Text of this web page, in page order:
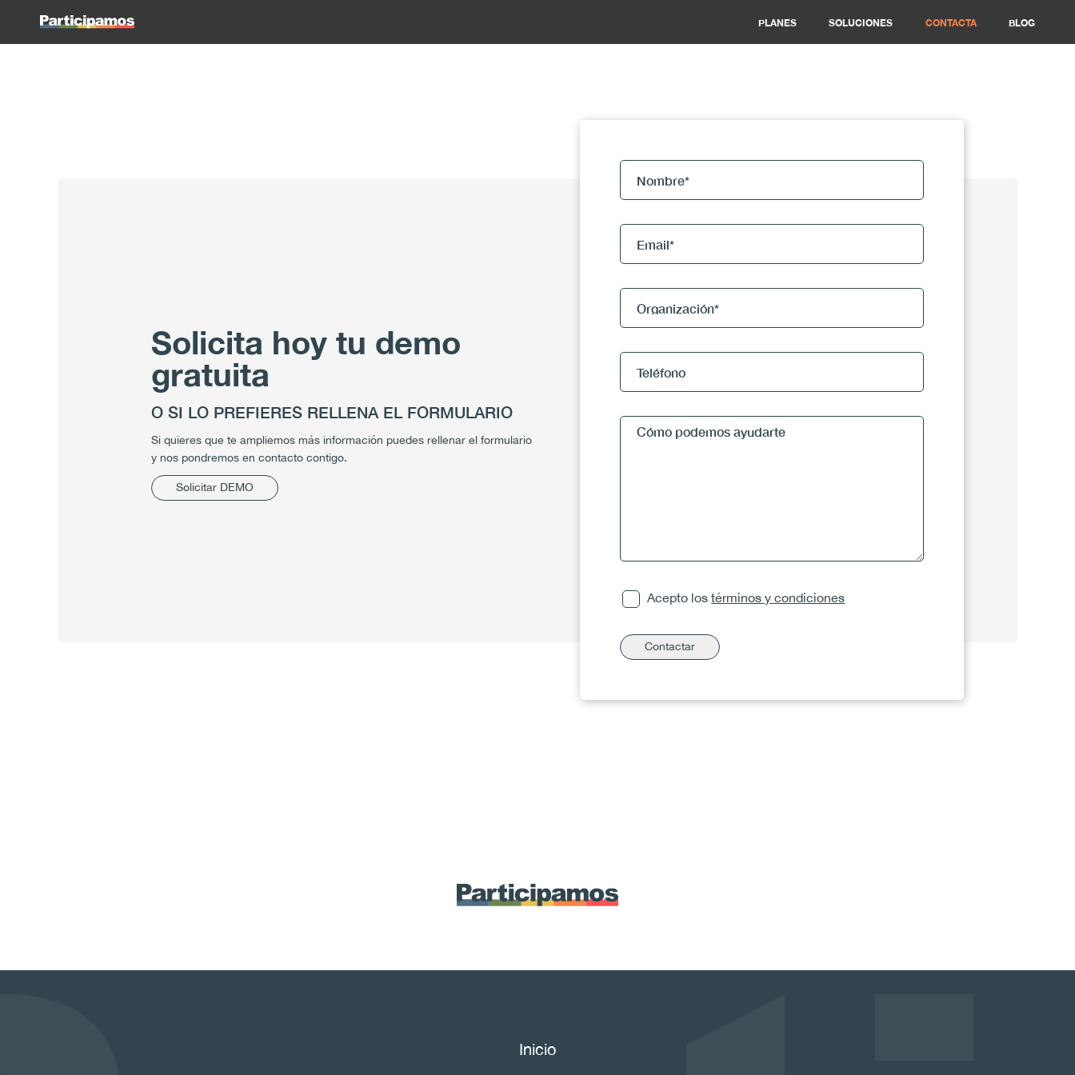
PLANES SOLUCIONES CONTACTA BLOG
Solicita hoy tu demo
gratuita
O SI LO PREFIERES RELLENA EL FORMULARIO
Si quieres que te ampliemos más información puedes rellenar el formulario
y nos pondremos en contacto contigo.
Solicitar DEMO
Acepto lostérminos y condiciones
Inicio